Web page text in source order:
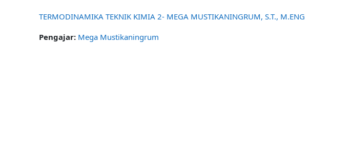
TERMODINAMIKA TEKNIK KIMIA 2- MEGA MUSTIKANINGRUM, S.T., M.ENG
Pengajar: Mega Mustikaningrum